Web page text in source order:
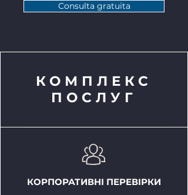
Consulta gratuita
КОМПЛЕКС
ПОСЛУГ
КОРПОРАТИВНІ ПЕРЕВІРКИ